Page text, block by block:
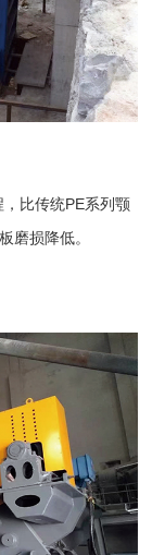
比传统PE系列颚
磨损降低。